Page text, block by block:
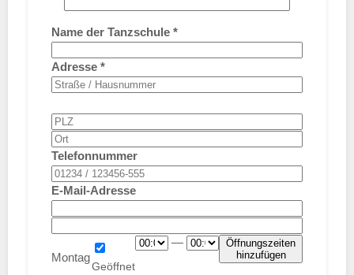
Name der Tanzschule *
Adresse *
Telefonnummer
E-Mail-Adresse
Montag
—
Öffnungszeiten
hinzufügen